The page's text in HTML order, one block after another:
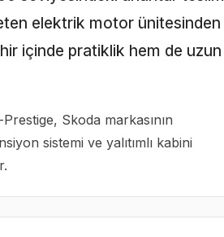
elektrik motor ünitesinden
içinde pratiklik hem de uzun
Skoda markasının
sistemi ve yalıtımlı kabini